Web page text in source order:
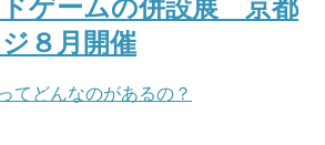
ゲームの併設展 京都
８月開催